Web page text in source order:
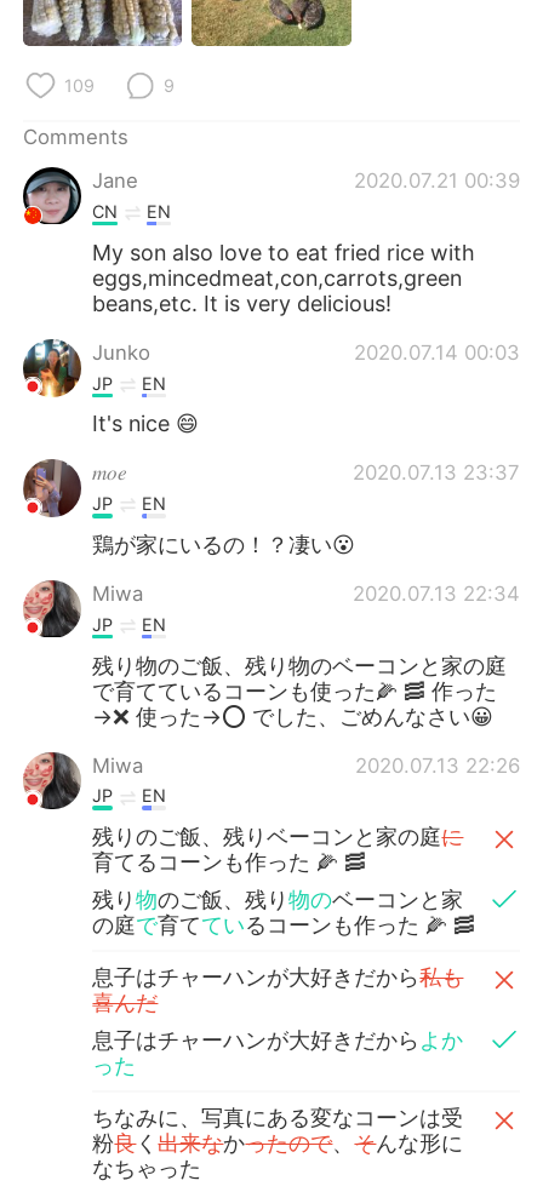
109 9
Comments
Jane
2020.07.21 00:39
CN EN
My son also love to eat fried rice with
eggs,mincedmeat,con,carrots,green
beans,etc. It is very delicious!
Junko 2020.07.14 00:03
JP EN
It's nice 😄
𝑚𝑜𝑒 2020.07.13 23:37
JP EN
鶏が家にいるの！？凄い😮
Miwa 2020.07.13 22:34
JP EN
残り物のご飯、残り物のベーコンと家の庭
で育てているコーンも使った🌽 🥓 作った
→❌ 使った→⭕️ でした、ごめんなさい😀
Miwa 2020.07.13 22:26
JP EN
残りのご飯、残りベーコンと家の庭に
育てるコーンも作った 🌽 🥓
残り物のご飯、残り物のベーコンと家
の庭で育てているコーンも作った 🌽 🥓
息子はチャーハンが大好きだから私も
喜んだ
息子はチャーハンが大好きだから よか
った
ちなみに、写真にある変なコーンは受
粉良く出来なかったので、そんな形に
なちゃった